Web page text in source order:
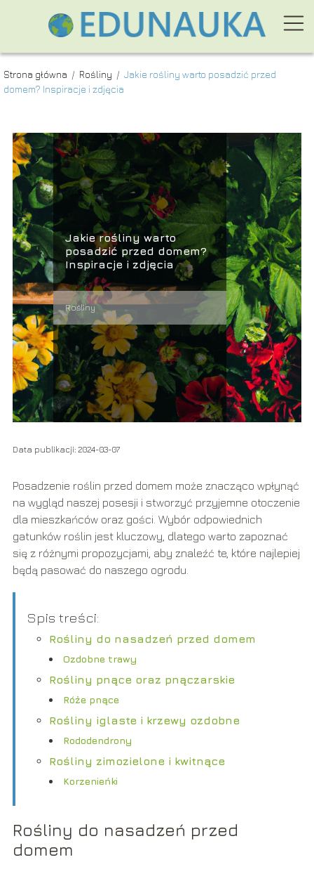
Strona główna / Rośliny / Jakie rośliny warto posadzić przed
domem? Inspiracje i zdjęcia
Jakie rośliny warto
posadzić przed domem?
Inspiracje i zdjęcia
Rośliny
Data publikacji: 2024-03-07
Posadzenie roślin przed domem może znacząco wpłynąć
na wygląd naszej posesji i stworzyć przyjemne otoczenie
dla mieszkańców oraz gości. Wybór odpowiednich
gatunków roślin jest kluczowy, dlatego warto zapoznać
się z różnymi propozycjami, aby znaleźć te, które najlepiej
będą pasować do naszego ogrodu.
Spis treści:
Rośliny do nasadzeń przed domem
Ozdobne trawy
Rośliny pnące oraz pnączarskie
Róże pnące
Rośliny iglaste i krzewy ozdobne
Rododendrony
Rośliny zimozielone i kwitnące
Korzenieńki
Rośliny do nasadzeń przed
domem